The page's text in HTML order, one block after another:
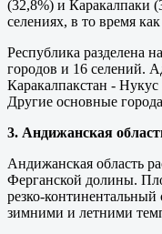
(32,8%) и Каракалпаки
селениях, в то время
Республика разделена
городов и 16 селений.
Каракалпакстан -
Другие основные
3. Андижанская
Андижанская область
Ферганской долины.
резко-
зимними и летними